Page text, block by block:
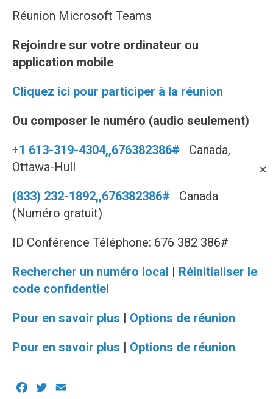
✕
Réunion Microsoft Teams
Rejoindre sur votre ordinateur ou
application mobile
Cliquez ici pour participer à la réunion
Ou composer le numéro (audio seulement)
+1 613-319-4304,,676382386# Canada,
Ottawa-Hull
(833) 232-1892,,676382386# Canada
(Numéro gratuit)
ID Conférence Téléphone: 676 382 386#
Rechercher un numéro local | Réinitialiser le
code confidentiel
Pour en savoir plus | Options de réunion
Pour en savoir plus | Options de réunion
Facebook
Twitter